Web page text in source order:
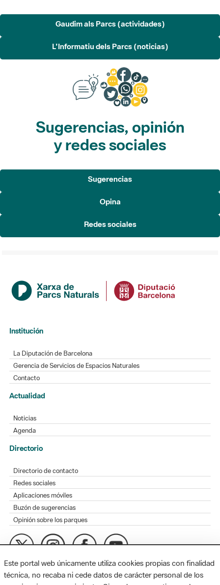
Gaudim als Parcs (actividades)
L'Informatiu dels Parcs (noticias)
Sugerencias, opinión
y redes sociales
Sugerencias
Opina
Redes sociales
Institución
La Diputación de Barcelona
Gerencia de Servicios de Espacios Naturales
Contacto
Actualidad
Noticias
Agenda
Directorio
Directorio de contacto
Redes sociales
Aplicaciones móviles
Buzón de sugerencias
Opinión sobre los parques
MAPA WEB AVISO LEGAL ACCESIBILIDAD
Este portal web únicamente utiliza cookies propias con finalidad
técnica, no recaba ni cede datos de carácter personal de los